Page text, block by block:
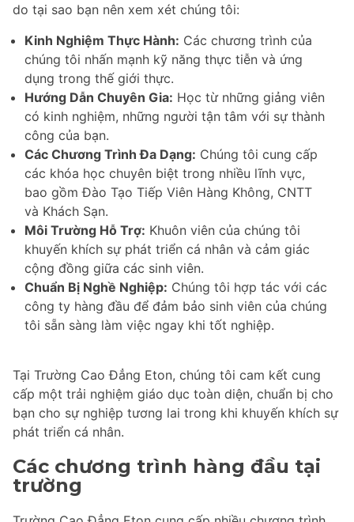
do tại sao bạn nên xem xét chúng tôi:
Kinh Nghiệm Thực Hành: Các chương trình của
chúng tôi nhấn mạnh kỹ năng thực tiễn và ứng
dụng trong thế giới thực.
Hướng Dẫn Chuyên Gia: Học từ những giảng viên
có kinh nghiệm, những người tận tâm với sự thành
công của bạn.
Các Chương Trình Đa Dạng: Chúng tôi cung cấp
các khóa học chuyên biệt trong nhiều lĩnh vực,
bao gồm Đào Tạo Tiếp Viên Hàng Không, CNTT
và Khách Sạn.
Môi Trường Hỗ Trợ: Khuôn viên của chúng tôi
khuyến khích sự phát triển cá nhân và cảm giác
cộng đồng giữa các sinh viên.
Chuẩn Bị Nghề Nghiệp: Chúng tôi hợp tác với các
công ty hàng đầu để đảm bảo sinh viên của chúng
tôi sẵn sàng làm việc ngay khi tốt nghiệp.
Tại Trường Cao Đẳng Eton, chúng tôi cam kết cung
cấp một trải nghiệm giáo dục toàn diện, chuẩn bị cho
bạn cho sự nghiệp tương lai trong khi khuyến khích sự
phát triển cá nhân.
Các chương trình hàng đầu tại
trường